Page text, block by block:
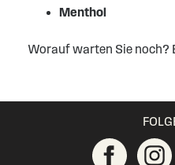
Menthol
Worauf warten Sie noch?